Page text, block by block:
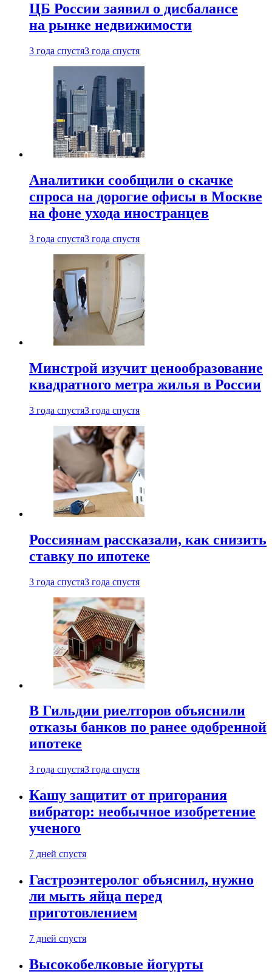
ЦБ России заявил о дисбалансе
на рынке недвижимости
3 года спустя3 года спустя
Аналитики сообщили о скачке
спроса на дорогие офисы в Москве
на фоне ухода иностранцев
3 года спустя3 года спустя
Минстрой изучит ценообразование
квадратного метра жилья в России
3 года спустя3 года спустя
Россиянам рассказали, как снизить
ставку по ипотеке
3 года спустя3 года спустя
В Гильдии риелторов объяснили
отказы банков по ранее одобренной
ипотеке
3 года спустя3 года спустя
Кашу защитит от пригорания
вибратор: необычное изобретение
ученого
7 дней спустя
Гастроэнтеролог объяснил, нужно
ли мыть яйца перед
приготовлением
7 дней спустя
Высокобелковые йогурты